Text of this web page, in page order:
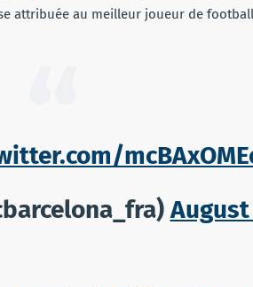
attribuée au meilleur joueur de football
August